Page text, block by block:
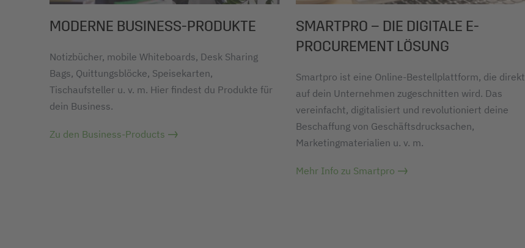
MODERNE BUSINESS-PRODUKTE
Notizbücher, mobile Whiteboards, Desk Sharing
Bags, Quittungsblöcke, Speisekarten,
Tischaufsteller u. v. m. Hier findest du Produkte für
dein Business.
Zu den Business-Products
SMARTPRO – DIE DIGITALE E-
PROCUREMENT LÖSUNG
Smartpro ist eine Online-Bestellplattform, die direkt
auf dein Unternehmen zugeschnitten wird. Das
vereinfacht, digitalisiert und revolutioniert deine
Beschaffung von Geschäftsdrucksachen,
Marketingmaterialien u. v. m.
Mehr Info zu Smartpro